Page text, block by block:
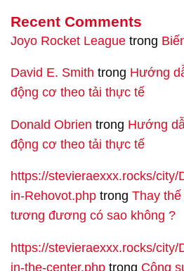
Recent Comments
Joyo Rocket League trong
David E. Smith trong Hướng
động cơ theo tải thực tế
Donald Obrien trong Hướng
động cơ theo tải thực tế
https://stevieraexxx.rocks/
in-Rehovot.php trong Thay
tương đương có sao không ?
https://stevieraexxx.rocks/
in-the-center.php trong Công